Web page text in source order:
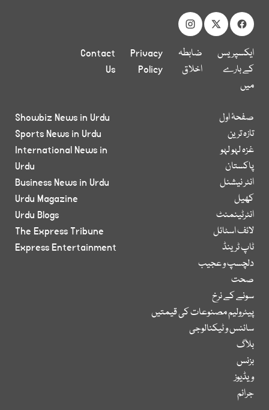
ایکسپریس
کے بارے
میں
ضابطہ
اخلاق
Privacy
Policy
Contact
Us
صفحۂ اول
تازہ ترین
غزہ لہو لہو
پاکستان
انٹر نیشنل
کھیل
انٹرٹینمنٹ
لائف اسٹائل
ٹاپ ٹرینڈ
دلچسپ و عجیب
صحت
سونے کے نرخ
پیٹرولیم مصنوعات کی قیمتیں
سائنس و ٹیکنالوجی
بلاگ
بزنس
ویڈیوز
جرائم
Showbiz News in Urdu
Sports News in Urdu
International News in
Urdu
Business News in Urdu
Urdu Magazine
Urdu Blogs
The Express Tribune
Express Entertainment